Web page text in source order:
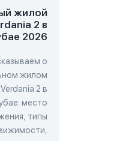
жилой
2 в
2026
о
жилом
2 в
место
типы